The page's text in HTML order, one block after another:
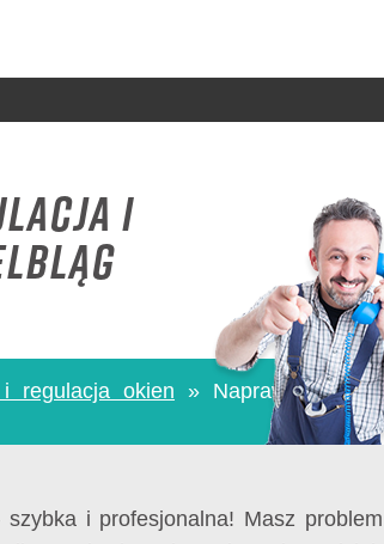
i
regulacja okien » Naprawa
szybka i profesjonalna! Masz problem